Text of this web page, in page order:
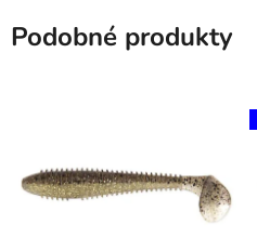
Podobné produkty